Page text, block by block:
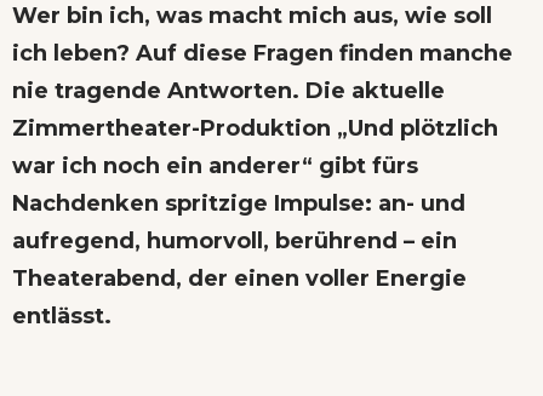
Wer bin ich, was macht mich aus, wie soll
ich leben? Auf diese Fragen finden manche
nie tragende Antworten. Die aktuelle
Zimmertheater-Produktion „Und plötzlich
war ich noch ein anderer“ gibt fürs
Nachdenken spritzige Impulse: an- und
aufregend, humorvoll, berührend – ein
Theaterabend, der einen voller Energie
entlässt.